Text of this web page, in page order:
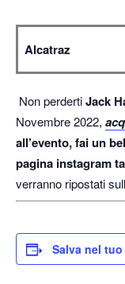
Alcatraz
Non perdertiJack
Novembre 2022,
all’evento, fai un
pagina instagram
verranno ripostati
Salva nel